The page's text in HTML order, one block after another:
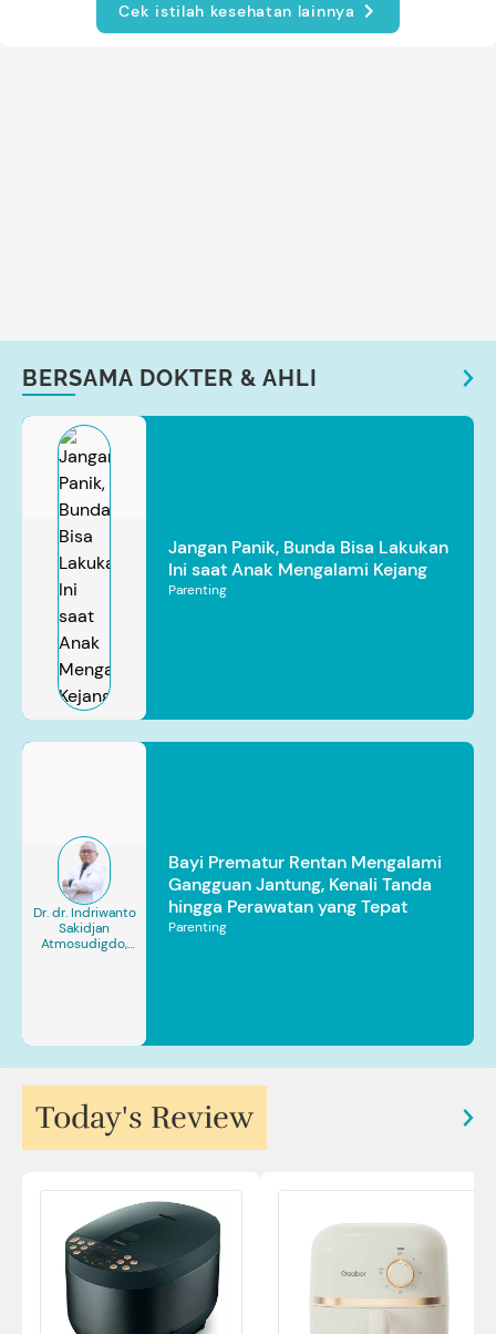
Cek istilah kesehatan lainnya
BERSAMA DOKTER & AHLI
Jangan Panik, Bunda Bisa Lakukan
Ini saat Anak Mengalami Kejang
Parenting
Dr. dr. Indriwanto
Sakidjan
Atmosudigdo,
Bayi Prematur Rentan Mengalami
Gangguan Jantung, Kenali Tanda
hingga Perawatan yang Tepat
Parenting
Today's Review